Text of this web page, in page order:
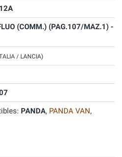
(COMM.) (PAG.107/MAZ.1) -
/ LANCIA)
PANDA, PANDA VAN,